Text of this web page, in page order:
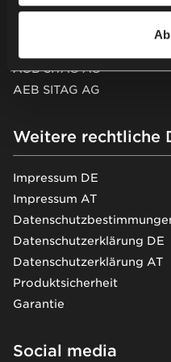
AGB Nowy Styl
AGB SITAG AG
AEB SITAG AG
Weitere rechtliche
Impressum DE
Impressum AT
Datenschutzerklärung DE
Datenschutzerklärung AT
Produktsicherheit
Garantie
Social media